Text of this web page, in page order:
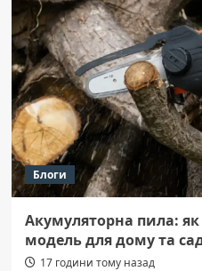
Блоги
Акумуляторна пила:
модель для дому та
17 години тому назад